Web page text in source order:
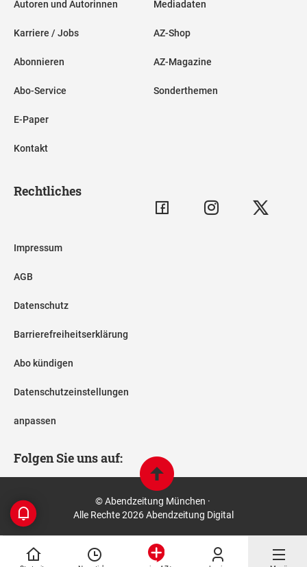
Autoren und Autorinnen
Karriere / Jobs
Abonnieren
Abo-Service
E-Paper
Kontakt
Mediadaten
AZ-Shop
AZ-Magazine
Sonderthemen
Rechtliches
Impressum
AGB
Datenschutz
Barrierefreiheitserklärung
Abo kündigen
Datenschutzeinstellungen
anpassen
Folgen Sie uns auf:
© Abendzeitung München ·
Alle Rechte 2026 Abendzeitung Digital